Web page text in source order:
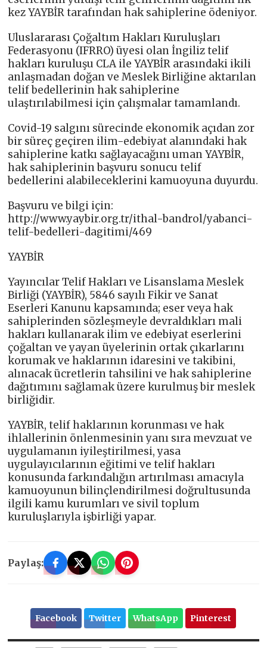
kez YAYBİR tarafından hak sahiplerine ödeniyor.
Uluslararası Çoğaltım Hakları Kuruluşları
Federasyonu (IFRRO) üyesi olan İngiliz telif
hakları kuruluşu CLA ile YAYBİR arasındaki ikili
anlaşmadan doğan ve Meslek Birliğine aktarılan
telif bedellerinin hak sahiplerine
ulaştırılabilmesi için çalışmalar tamamlandı.
Covid-19 salgını sürecinde ekonomik açıdan zor
bir süreç geçiren ilim-edebiyat alanındaki hak
sahiplerine katkı sağlayacağını uman YAYBİR,
hak sahiplerinin başvuru sonucu telif
bedellerini alabileceklerini kamuoyuna duyurdu.
Başvuru ve bilgi için:
http://www.yaybir.org.tr/ithal-bandrol/yabanci-
telif-bedelleri-dagitimi/469
YAYBİR
Yayıncılar Telif Hakları ve Lisanslama Meslek
Birliği (YAYBİR), 5846 sayılı Fikir ve Sanat
Eserleri Kanunu kapsamında; eser veya hak
sahiplerinden sözleşmeyle devraldıkları mali
hakları kullanarak ilim ve edebiyat eserlerini
çoğaltan ve yayan üyelerinin ortak çıkarlarını
korumak ve haklarının idaresini ve takibini,
alınacak ücretlerin tahsilini ve hak sahiplerine
dağıtımını sağlamak üzere kurulmuş bir meslek
birliğidir.
YAYBİR, telif haklarının korunması ve hak
ihlallerinin önlenmesinin yanı sıra mevzuat ve
uygulamanın iyileştirilmesi, yasa
uygulayıcılarının eğitimi ve telif hakları
konusunda farkındalığın artırılması amacıyla
kamuoyunun bilinçlendirilmesi doğrultusunda
ilgili kamu kurumları ve sivil toplum
kuruluşlarıyla işbirliği yapar.
Paylaş:
Facebook Twitter WhatsApp Pinterest